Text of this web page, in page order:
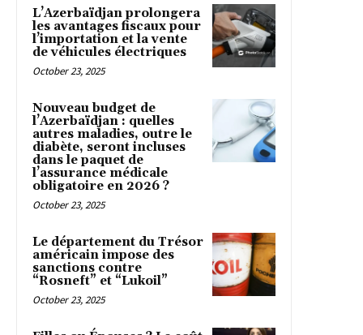
L’Azerbaïdjan prolongera
les avantages fiscaux pour
l’importation et la vente
de véhicules électriques
October 23, 2025
Nouveau budget de
l’Azerbaïdjan : quelles
autres maladies, outre le
diabète, seront incluses
dans le paquet de
l’assurance médicale
obligatoire en 2026 ?
October 23, 2025
Le département du Trésor
américain impose des
sanctions contre
“Rosneft” et “Lukoil”
October 23, 2025